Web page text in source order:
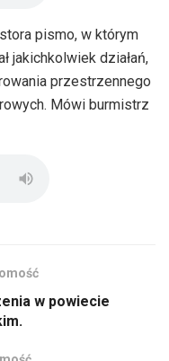
pismo, w którym
jakichkolwiek działań,
przestrzennego
Mówi burmistrz
w powiecie